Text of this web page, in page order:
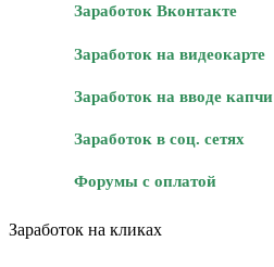
Заработок Вконтакте
Заработок на видеокарте
Заработок на вводе капчи
Заработок в соц. сетях
Форумы с оплатой
Заработок на кликах